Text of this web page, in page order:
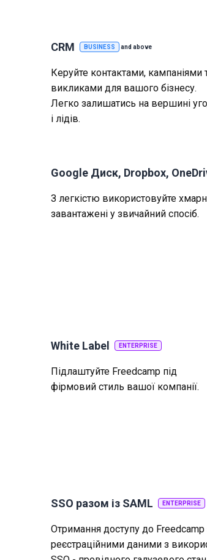
CRM BUSINESS and above
Керуйте контактами, кампаніями
викликами для вашого бізнесу.
Легко залишатись на вершині
і лідів.
Google Диск, Dropbox,
З легкістю використовуйте
завантаженi у звичайний спосiб.
White Label ENTERPRISE
Підлаштуйте Freedcamp під
фірмовий стиль вашої компанії.
SSO разом із SAML ENTERPRISE
Отримання доступу до
реєстраційними даними з